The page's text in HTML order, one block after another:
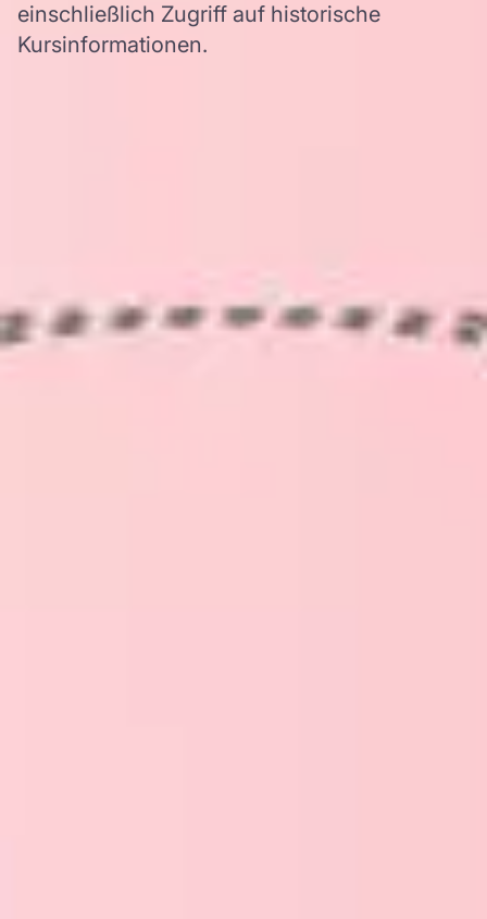
einschließlich Zugriff auf historische
Kursinformationen.